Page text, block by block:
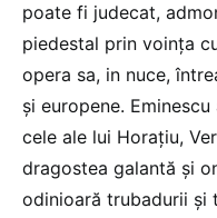
poate fi judecat,
piedestal prin voinţa
opera sa, in nuce,
şi europene.
cele ale lui Horaţiu,
dragostea galantă şi
odinioară trubadurii şi